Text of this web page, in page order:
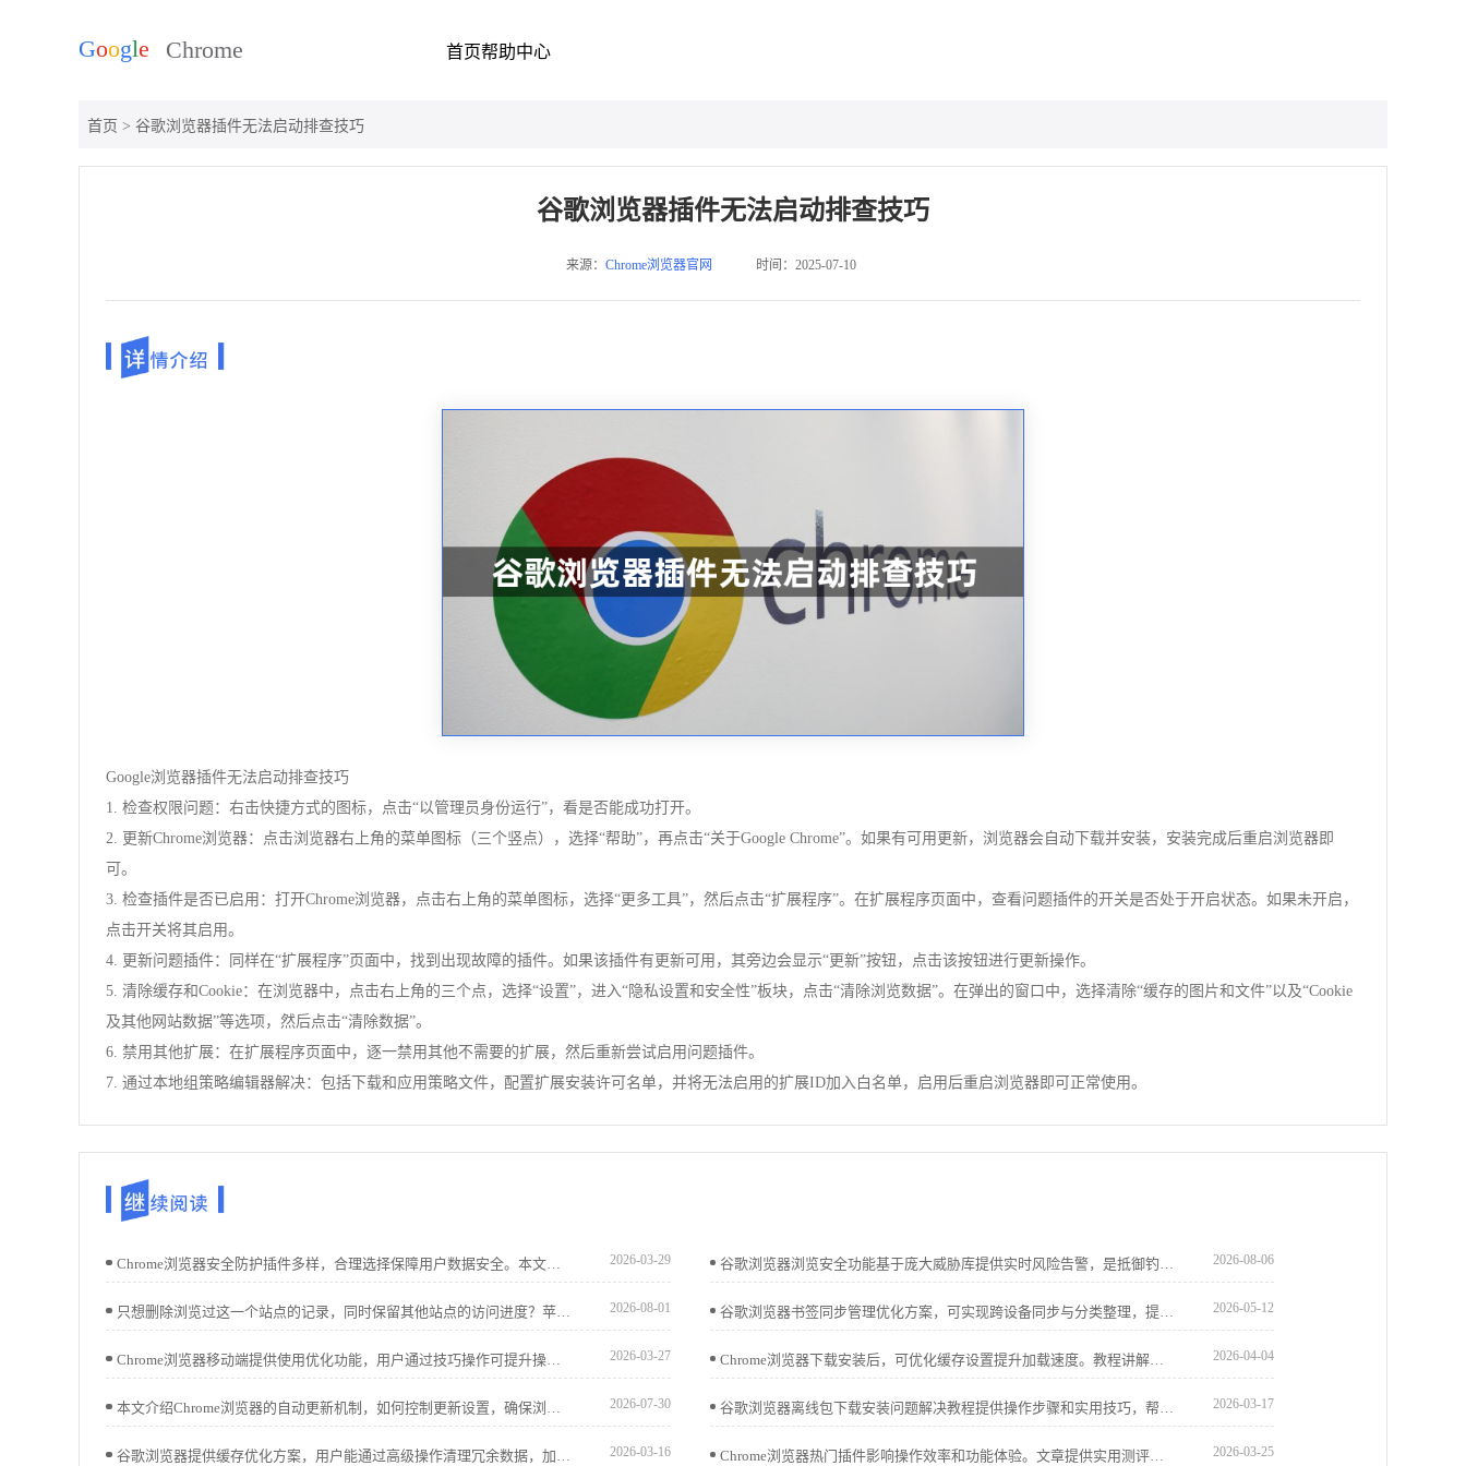
首页帮助中心
首页 > 谷歌浏览器插件无法启动排查技巧
谷歌浏览器插件无法启动排查技巧
来源： Chrome浏览器官网 时间：2025-07-10
Google浏览器插件无法启动排查技巧
1. 检查权限问题：右击快捷方式的图标，点击“以管理员身份运行”，看是否能成功打开。
2. 更新Chrome浏览器：点击浏览器右上角的菜单图标（三个竖点），选择“帮助”，再点击“关于Google Chrome”。如果有可用更新，浏览器会自动下载并安装，安装完成后重启浏览器即
可。
3. 检查插件是否已启用：打开Chrome浏览器，点击右上角的菜单图标，选择“更多工具”，然后点击“扩展程序”。在扩展程序页面中，查看问题插件的开关是否处于开启状态。如果未开启，
点击开关将其启用。
4. 更新问题插件：同样在“扩展程序”页面中，找到出现故障的插件。如果该插件有更新可用，其旁边会显示“更新”按钮，点击该按钮进行更新操作。
5. 清除缓存和Cookie：在浏览器中，点击右上角的三个点，选择“设置”，进入“隐私设置和安全性”板块，点击“清除浏览数据”。在弹出的窗口中，选择清除“缓存的图片和文件”以及“Cookie
及其他网站数据”等选项，然后点击“清除数据”。
6. 禁用其他扩展：在扩展程序页面中，逐一禁用其他不需要的扩展，然后重新尝试启用问题插件。
7. 通过本地组策略编辑器解决：包括下载和应用策略文件，配置扩展安装许可名单，并将无法启用的扩展ID加入白名单，启用后重启浏览器即可正常使用。
Chrome浏览器安全防护插件多样，合理选择保障用户数据安全。本文列出热门插件排行，助力打造安全浏览环境。 2026-03-29 谷歌浏览器浏览安全功能基于庞大威胁库提供实时风险告警，是抵御钓鱼钓鱼网站的关键。本文评估其防御效能，揭示这一机制如何从底层拦截恶意攻击，显著降低您的在线办公安全隐患。 2026-08-06
只想删除浏览过这一个站点的记录，同时保留其他站点的访问进度？苹果手机Safari浏览器提供了精细化的历史管理界面，让您精准处理每一个特定的历史痕迹。 2026-08-01 谷歌浏览器书签同步管理优化方案，可实现跨设备同步与分类整理，提升收藏查找效率和管理便捷性。 2026-05-12
Chrome浏览器移动端提供使用优化功能，用户通过技巧操作可提升操作便捷性，同时优化浏览器性能，实现顺畅高效的网页体验。 2026-03-27 Chrome浏览器下载安装后，可优化缓存设置提升加载速度。教程讲解具体操作方法，提高浏览器响应效率。 2026-04-04
本文介绍Chrome浏览器的自动更新机制，如何控制更新设置，确保浏览器始终保持最新版本，并介绍如何手动检查和管理浏览器更新，提升浏览体验和安全性。 2026-07-30 谷歌浏览器离线包下载安装问题解决教程提供操作步骤和实用技巧，帮助用户快速排查和解决安装异常，确保浏览器顺利完成安装。 2026-03-17
谷歌浏览器提供缓存优化方案，用户能通过高级操作清理冗余数据，加快网页加载速度，显著提升整体浏览效率。 2026-03-16 Chrome浏览器热门插件影响操作效率和功能体验。文章提供实用测评报告，帮助用户科学选择插件，实现高效使用体验。 2026-03-25